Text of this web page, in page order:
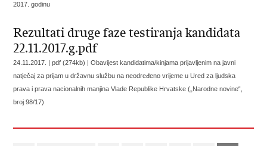
2017. godinu
Rezultati druge faze testiranja kandidata
22.11.2017.g.pdf
24.11.2017. | pdf (274kb) |Obavijest kandidatima/kinjama prijavljenim na javni
natječaj za prijam u državnu službu na neodređeno vrijeme u Ured za ljudska
prava i prava nacionalnih manjina Vlade Republike Hrvatske („Narodne novine“,
broj 98/17)